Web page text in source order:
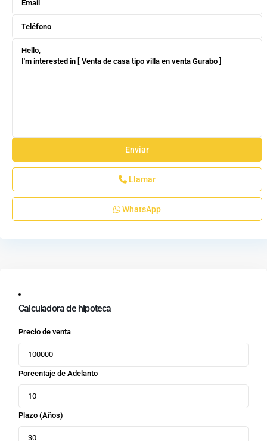
Llamar
WhatsApp
Calculadora de hipoteca
Precio de venta
Porcentaje de Adelanto
Plazo (Años)